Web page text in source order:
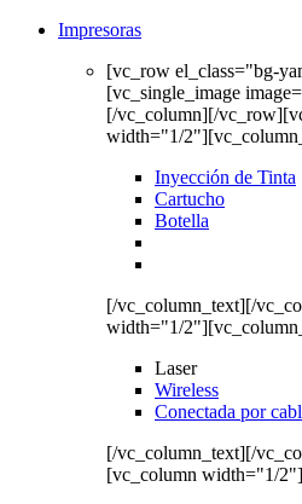
Impresoras
[vc_row el_class="bg-
[vc_single_image
[/vc_column][/
width="1/
Inyección de Tinta
Cartucho
Botella
[/vc_column_text][/
width="1/
Laser
Wireless
Conectada por
[/vc_column_text][/
[vc_column width="1/